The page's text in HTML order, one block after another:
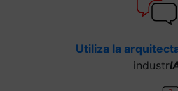
Utiliza la
industr